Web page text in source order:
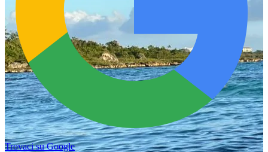
Trovaci su Google